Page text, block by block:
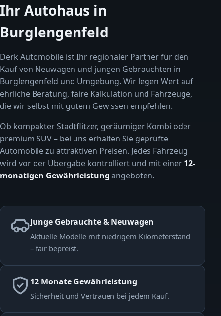
Ihr Autohaus in
Burglengenfeld
Derk Automobile ist Ihr regionaler Partner für den
Kauf von Neuwagen und jungen Gebrauchten in
Burglengenfeld und Umgebung. Wir legen Wert auf
ehrliche Beratung, faire Kalkulation und Fahrzeuge,
die wir selbst mit gutem Gewissen empfehlen.
Ob kompakter Stadtflitzer, geräumiger Kombi oder
premium SUV – bei uns erhalten Sie geprüfte
Automobile zu attraktiven Preisen. Jedes Fahrzeug
wird vor der Übergabe kontrolliert und mit einer 12-
monatigen Gewährleistung angeboten.
Junge Gebrauchte & Neuwagen
Aktuelle Modelle mit niedrigem Kilometerstand
– fair bepreist.
12 Monate Gewährleistung
Sicherheit und Vertrauen bei jedem Kauf.